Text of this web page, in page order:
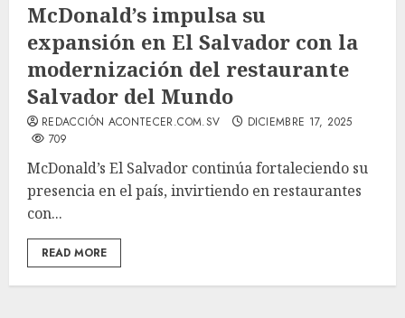
McDonald’s impulsa su
expansión en El Salvador con la
modernización del restaurante
Salvador del Mundo
REDACCIÓN ACONTECER.COM.SV
DICIEMBRE 17, 2025
709
McDonald’s El Salvador continúa fortaleciendo su
presencia en el país, invirtiendo en restaurantes
con...
READ MORE